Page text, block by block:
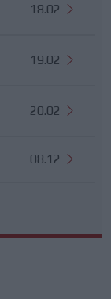
18.02
19.02
20.02
08.12